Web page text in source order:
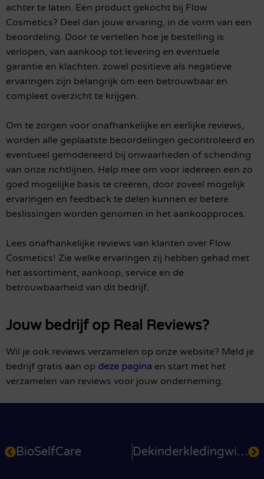
achter te laten. Een product gekocht bij Flow
Cosmetics? Deel dan jouw ervaring, in de vorm van een
beoordeling. Door te vertellen hoe je bestelling is
verlopen, van aankoop tot levering en eventuele
garantie en klachten. zowel positieve als negatieve
ervaringen zijn belangrijk om een betrouwbaar en
compleet overzicht te krijgen.
Om te zorgen voor onafhankelijke en eerlijke reviews,
worden alle geplaatste beoordelingen gecontroleerd en
eventueel gemodereerd bij onwaarheden of schending
van onze richtlijnen. Help mee om voor iedereen een zo
goed mogelijke basis te creëren, door zoveel mogelijk
ervaringen en feedback te delen kunnen er betere
beslissingen worden genomen in het aankoopproces.
Lees onafhankelijke reviews van klanten over Flow
Cosmetics! Zie welke ervaringen zij hebben gehad met
het assortiment, aankoop, service en de
betrouwbaarheid van dit bedrijf.
Jouw bedrijf op Real Reviews?
Wil je ook reviews verzamelen op onze website? Meld je
bedrijf gratis aan op deze pagina en start met het
verzamelen van reviews voor jouw onderneming.
BioSelfCare Dekinderkledingwinkel.nl